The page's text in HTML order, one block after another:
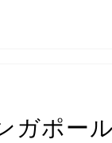
ガポー